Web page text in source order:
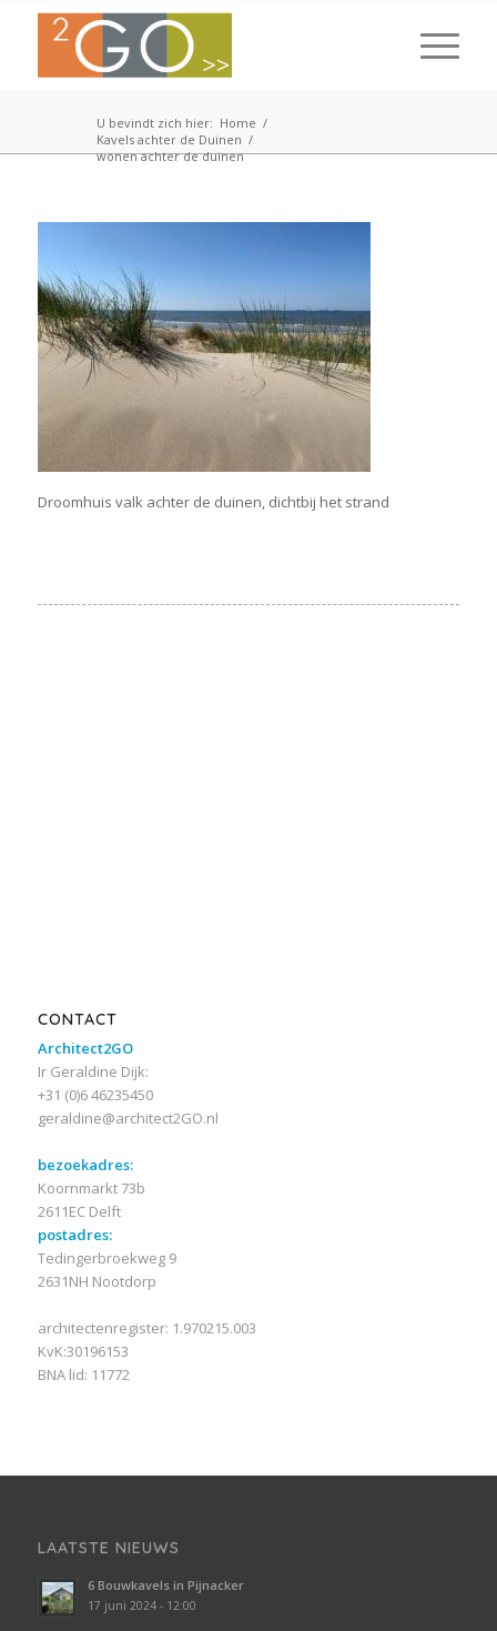
U bevindt zich hier: Home /
Kavels achter de Duinen /
wonen achter de duinen
Droomhuis valk achter de duinen, dichtbij het strand
CONTACT
Architect2GO
Ir Geraldine Dijk:
+31 (0)6 46235450
geraldine@architect2GO.nl
bezoekadres:
Koornmarkt 73b
2611EC Delft
postadres:
Tedingerbroekweg 9
2631NH Nootdorp
architectenregister: 1.970215.003
KvK:30196153
BNA lid: 11772
LAATSTE NIEUWS
6 Bouwkavels in Pijnacker
17 juni 2024 - 12:00